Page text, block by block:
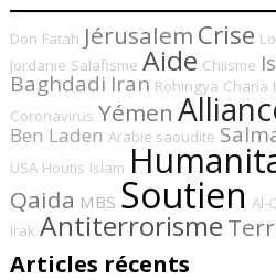
Don Fatah Jérusalem Crise
Jordanie Salafisme Aide Chiisme
Baghdadi Iran Rohingya Charia
Coronavirus Yémen
Ben Laden Arabie saoudite
USA Houtis Islam
Qaida MBS Soutien Al-
Irak Antiterrorisme
Articles récents